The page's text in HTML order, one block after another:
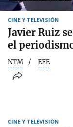
CINE Y TELEVISIÓN
Javier Ruiz
el
NTM EFE
CINE Y TELEVISIÓN